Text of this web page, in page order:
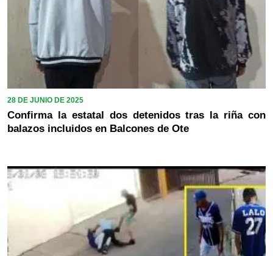
28 DE JUNIO DE 2025
Confirma la estatal dos detenidos tras la riña con
balazos incluidos en Balcones de Ote